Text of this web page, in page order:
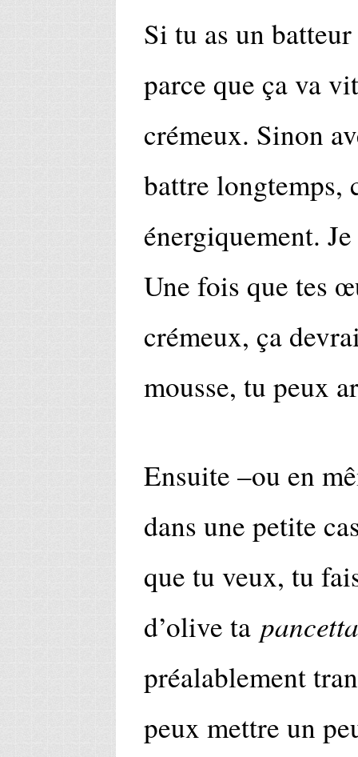
Si tu as un
parce que ça va
crémeux. Sinon
battre longtemps,
énergiquement.
Une fois que tes
crémeux, ça
mousse, tu peux
Ensuite –ou en
dans une petite
que tu veux, tu
d’olive ta
préalablement
peux mettre un